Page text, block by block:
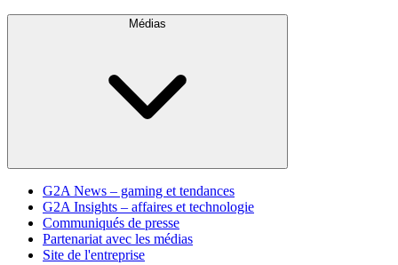
Médias
G2A News – gaming et tendances
G2A Insights – affaires et technologie
Communiqués de presse
Partenariat avec les médias
Site de l'entreprise